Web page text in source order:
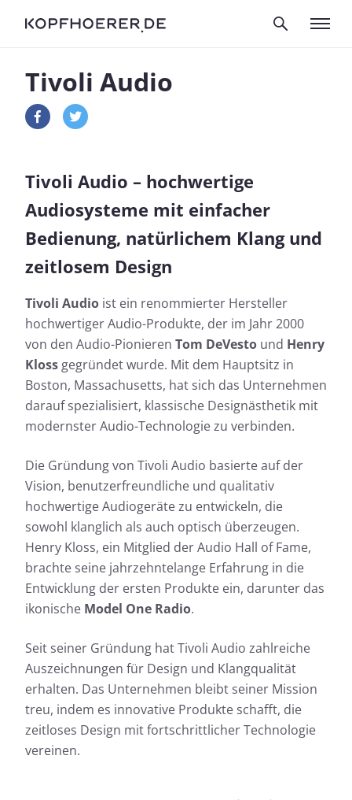
Tivoli Audio
Tivoli Audio – hochwertige
Audiosysteme mit einfacher
Bedienung, natürlichem Klang und
zeitlosem Design
Tivoli Audio ist ein renommierter Hersteller
hochwertiger Audio-Produkte, der im Jahr 2000
von den Audio-Pionieren Tom DeVesto und Henry
Kloss gegründet wurde. Mit dem Hauptsitz in
Boston, Massachusetts, hat sich das Unternehmen
darauf spezialisiert, klassische Designästhetik mit
modernster Audio-Technologie zu verbinden.
Die Gründung von Tivoli Audio basierte auf der
Vision, benutzerfreundliche und qualitativ
hochwertige Audiogeräte zu entwickeln, die
sowohl klanglich als auch optisch überzeugen.
Henry Kloss, ein Mitglied der Audio Hall of Fame,
brachte seine jahrzehntelange Erfahrung in die
Entwicklung der ersten Produkte ein, darunter das
ikonische Model One Radio.
Seit seiner Gründung hat Tivoli Audio zahlreiche
Auszeichnungen für Design und Klangqualität
erhalten. Das Unternehmen bleibt seiner Mission
treu, indem es innovative Produkte schafft, die
zeitloses Design mit fortschrittlicher Technologie
vereinen.